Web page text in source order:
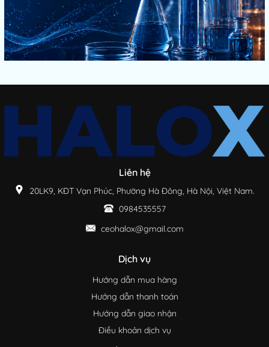
Liên hệ
20LK9, KĐT Vạn Phúc, Phường Hà Đông, Hà Nội, Việt Nam.
0984535557
ceohalox@gmail.com
Dịch vụ
Hướng dẫn mua hàng
Hướng dẫn thanh toán
Hướng dẫn giao nhận
Điều khoản dịch vụ